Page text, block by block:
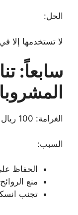
الحل:
لا تستخدمها إلا
سابعاً:
الغرامة: 100 ريال
السبب:
الحفاظ
منع الروائح
تجنب